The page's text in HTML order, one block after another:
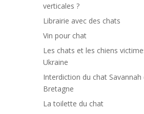
verticales ?
Librairie avec des chats
Vin pour chat
Les chats et les chiens
Ukraine
Interdiction du chat Savannah
Bretagne
La toilette du chat